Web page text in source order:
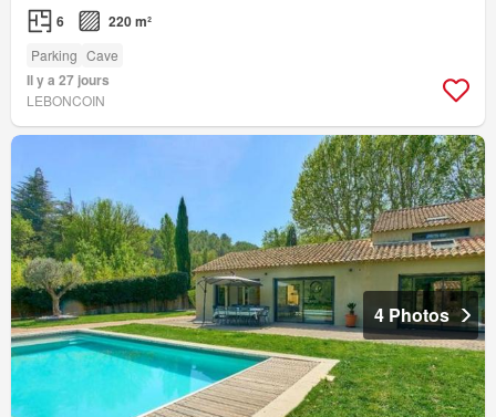
6 220 m²
Parking Cave
Il y a 27 jours
LEBONCOIN
4 Photos